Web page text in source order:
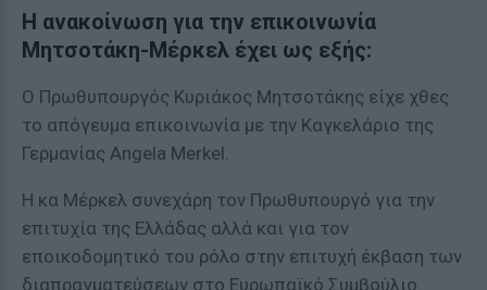
Η ανακοίνωση για την επικοινωνία
Μητσοτάκη-Μέρκελ έχει ως εξής:
Ο Πρωθυπουργός Κυριάκος Μητσοτάκης είχε χθες
το απόγευμα επικοινωνία με την Καγκελάριο της
Γερμανίας Angela Merkel.
Η κα Μέρκελ συνεχάρη τον Πρωθυπουργό για την
επιτυχία της Ελλάδας αλλά και για τον
εποικοδομητικό του ρόλο στην επιτυχή έκβαση των
διαπραγματεύσεων στο Ευρωπαϊκό Συμβούλιο.